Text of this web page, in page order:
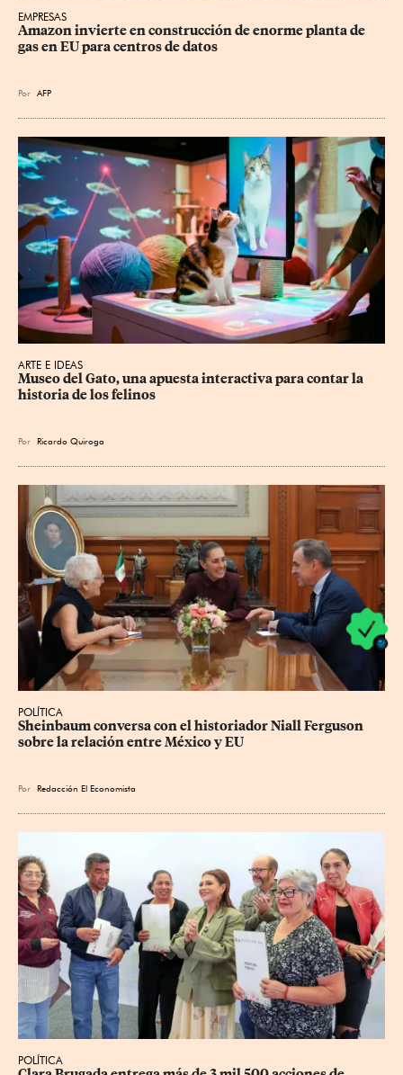
EMPRESAS
Amazon invierte en construcción de enorme planta de
gas en EU para centros de datos
Por AFP
ARTE E IDEAS
Museo del Gato, una apuesta interactiva para contar la
historia de los felinos
Por Ricardo Quiroga
POLÍTICA
Sheinbaum conversa con el historiador Niall Ferguson
sobre la relación entre México y EU
Por Redacción El Economista
POLÍTICA